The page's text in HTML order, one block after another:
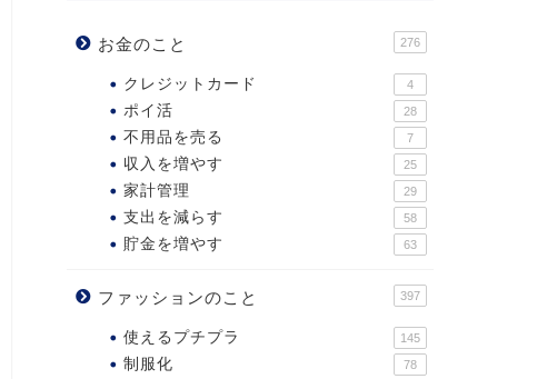
お金のこと 276
クレジットカード 4
ポイ活 28
不用品を売る 7
収入を増やす 25
家計管理 29
支出を減らす 58
貯金を増やす 63
ファッションのこと 397
使えるプチプラ 145
制服化 78